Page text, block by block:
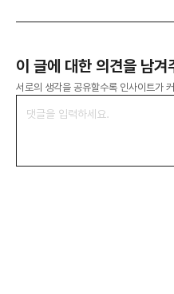
이 글에 대한 의견을 남겨
서로의 생각을 공유할수록 인사이트가